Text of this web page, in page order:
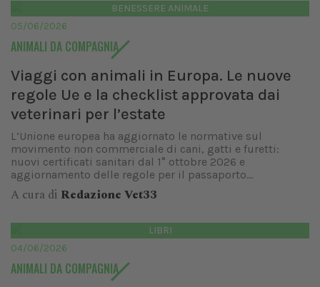
BENESSERE ANIMALE
05/06/2026
ANIMALI DA COMPAGNIA
Viaggi con animali in Europa. Le nuove
regole Ue e la checklist approvata dai
veterinari per l’estate
L’Unione europea ha aggiornato le normative sul
movimento non commerciale di cani, gatti e furetti:
nuovi certificati sanitari dal 1° ottobre 2026 e
aggiornamento delle regole per il passaporto...
A cura di Redazione Vet33
LIBRI
04/06/2026
ANIMALI DA COMPAGNIA